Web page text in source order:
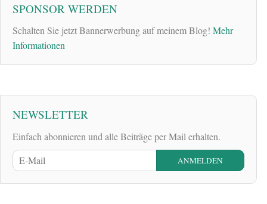
SPONSOR WERDEN
Schalten Sie jetzt Bannerwerbung auf meinem Blog! Mehr
Informationen
NEWSLETTER
Einfach abonnieren und alle Beiträge per Mail erhalten.